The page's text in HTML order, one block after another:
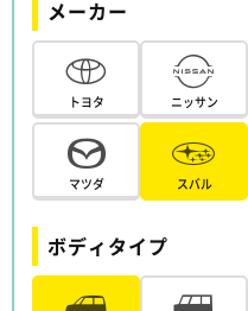
メーカー
トヨタ ニッサン
マツダ スバル
ボディタイプ